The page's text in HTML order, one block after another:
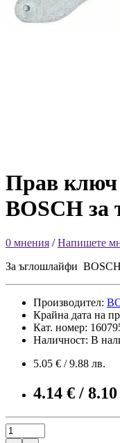
Прав
BOSCH
0 мнения /Напишете
За ъглошлайфи BOSCH
Производител:
Крайна дата на
Кат. номер:
Наличност: В
5.05 € / 9.88 лв.
4.14 € /